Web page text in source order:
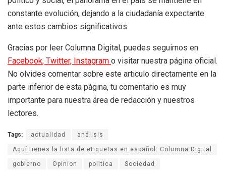
constante evolución, dejando a la ciudadanía expectante
ante estos cambios significativos.
Gracias por leer Columna Digital, puedes seguirnos en
Facebook, Twitter, Instagram o visitar nuestra página oficial.
No olvides comentar sobre este articulo directamente en la
parte inferior de esta página, tu comentario es muy
importante para nuestra área de redacción y nuestros
lectores.
Tags: actualidad análisis
Aquí tienes la lista de etiquetas en español: Columna Digital
gobierno Opinion politica Sociedad